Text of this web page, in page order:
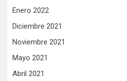
Enero 2022
Diciembre 2021
Noviembre 2021
Mayo 2021
Abril 2021